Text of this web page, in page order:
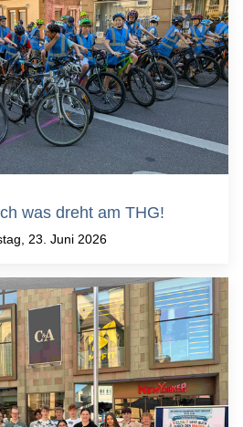
was dreht am THG!
23. Juni 2026